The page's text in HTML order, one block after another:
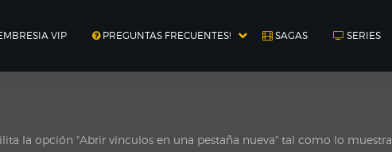
VIP PREGUNTAS FRECUENTES! SAGAS SERIES
la opción "Abrir vinculos en una pestaña nueva" tal como lo muestra